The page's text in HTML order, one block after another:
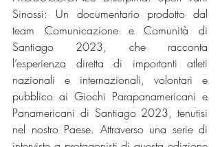
Sinossi: Un documentario prodotto dal
team Comunicazione e Comunità di
Santiago 2023, che racconta
l’esperienza diretta di importanti atleti
nazionali e internazionali, volontari e
pubblico ai Giochi Parapanamericani e
Panamericani di Santiago 2023, tenutisi
nel nostro Paese. Attraverso una serie di